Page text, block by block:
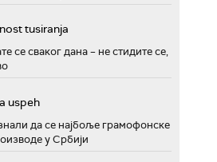
tusiranja
се сваког дана – не стидите се,
uspeh
да се најбоље грамофонске
у Србији